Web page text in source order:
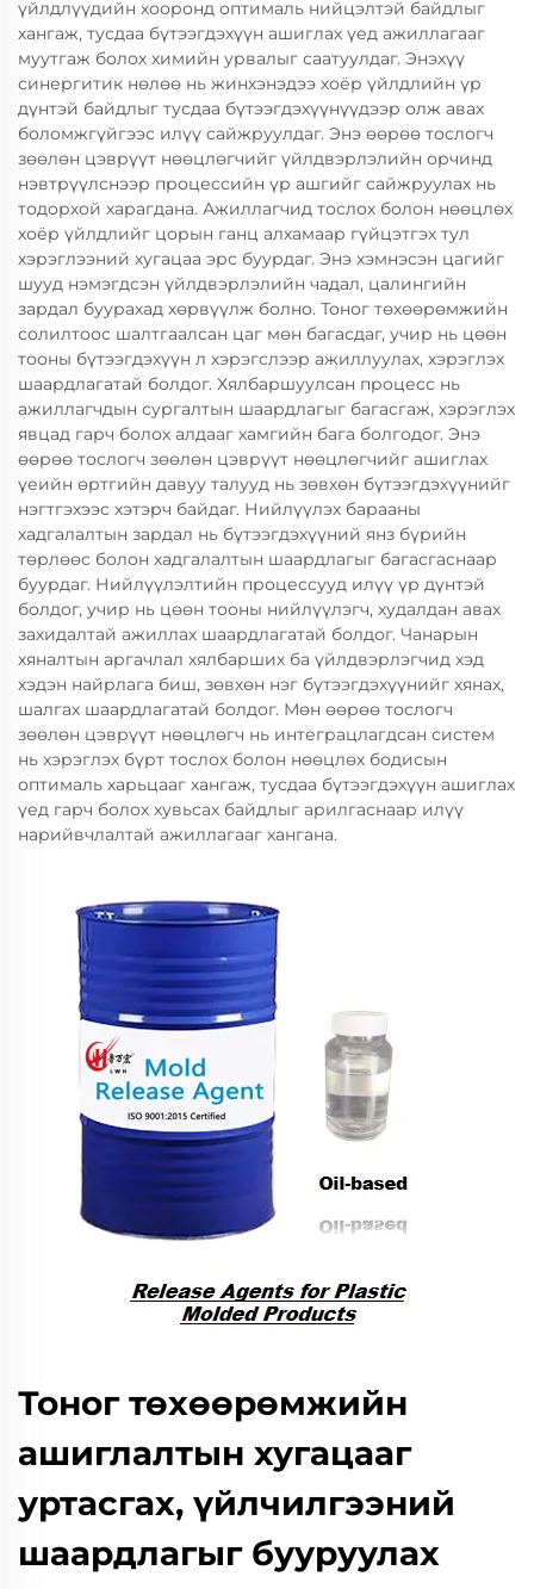
үйлдлүүдийн хооронд оптималь нийцэлтэй байдлыг
хангаж, тусдаа бүтээгдэхүүн ашиглах үед ажиллагааг
муутгаж болох химийн урвалыг саатуулдаг. Энэхүү
синергитик нөлөө нь жинхэнэдээ хоёр үйлдлийн үр
дүнтэй байдлыг тусдаа бүтээгдэхүүнүүдээр олж авах
боломжгүйгээс илүү сайжруулдаг. Энэ өөрөө тослогч
зөөлөн цэврүүт нөөцлөгчийг үйлдвэрлэлийн орчинд
нэвтрүүлснээр процессийн үр ашгийг сайжруулах нь
тодорхой харагдана. Ажиллагчид тослох болон нөөцлөх
хоёр үйлдлийг цорын ганц алхамаар гүйцэтгэх тул
хэрэглээний хугацаа эрс буурдаг. Энэ хэмнэсэн цагийг
шууд нэмэгдсэн үйлдвэрлэлийн чадал, цалингийн
зардал буурахад хөрвүүлж болно. Тоног төхөөрөмжийн
солилтоос шалтгаалсан цаг мөн багасдаг, учир нь цөөн
тооны бүтээгдэхүүн л хэрэгслээр ажиллуулах, хэрэглэх
шаардлагатай болдог. Хялбаршуулсан процесс нь
ажиллагчдын сургалтын шаардлагыг багасгаж, хэрэглэх
явцад гарч болох алдааг хамгийн бага болгодог. Энэ
өөрөө тослогч зөөлөн цэврүүт нөөцлөгчийг ашиглах
үеийн өртгийн давуу талууд нь зөвхөн бүтээгдэхүүнийг
нэгтгэхээс хэтэрч байдаг. Нийлүүлэх барааны
хадгалалтын зардал нь бүтээгдэхүүний янз бүрийн
төрлөөс болон хадгалалтын шаардлагыг багасгаснаар
буурдаг. Нийлүүлэлтийн процессууд илүү үр дүнтэй
болдог, учир нь цөөн тооны нийлүүлэгч, худалдан авах
захидалтай ажиллах шаардлагатай болдог. Чанарын
хяналтын аргачлал хялбарших ба үйлдвэрлэгчид хэд
хэдэн найрлага биш, зөвхөн нэг бүтээгдэхүүнийг хянах,
шалгах шаардлагатай болдог. Мөн өөрөө тослогч
зөөлөн цэврүүт нөөцлөгч нь интеграцлагдсан систем
нь хэрэглэх бүрт тослох болон нөөцлөх бодисын
оптималь харьцааг хангаж, тусдаа бүтээгдэхүүн ашиглах
үед гарч болох хувьсах байдлыг арилгаснаар илүү
нарийвчлалтай ажиллагааг хангана.
Тоног төхөөрөмжийн
ашиглалтын хугацааг
уртасгах, үйлчилгээний
шаардлагыг бууруулах